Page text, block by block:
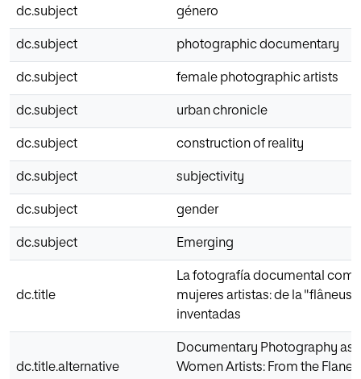
dc.subject género
dc.subject photographic documentary
dc.subject female photographic artists
dc.subject urban chronicle
dc.subject construction of reality
dc.subject subjectivity
dc.subject gender
dc.subject Emerging
dc.title
La fotografía documental
mujeres artistas: de la
inventadas
dc.title.alternative
Documentary Photography as
Women Artists: From the